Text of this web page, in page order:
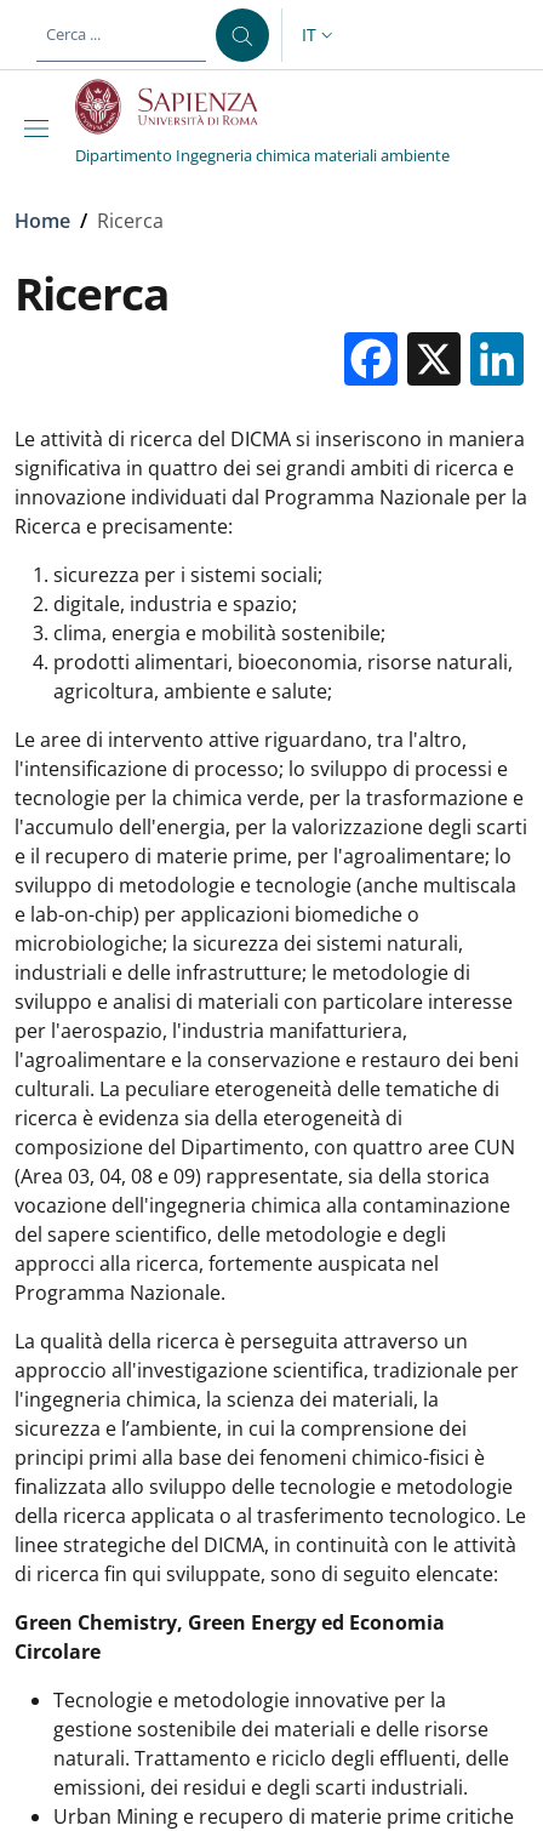
al contenuto principale
SELETTORE LINGUA:
IT
Dipartimento Ingegneria chimica materiali ambiente
Briciole di pane
Home / Ricerca
Ricerca
X
Le attività di ricerca del DICMA si inseriscono in maniera
significativa in quattro dei sei grandi ambiti di ricerca e
innovazione individuati dal Programma Nazionale per la
Ricerca e precisamente:
sicurezza per i sistemi sociali;
digitale, industria e spazio;
clima, energia e mobilità sostenibile;
prodotti alimentari, bioeconomia, risorse naturali,
agricoltura, ambiente e salute;
Le aree di intervento attive riguardano, tra l'altro,
l'intensificazione di processo; lo sviluppo di processi e
tecnologie per la chimica verde, per la trasformazione e
l'accumulo dell'energia, per la valorizzazione degli scarti
e il recupero di materie prime, per l'agroalimentare; lo
sviluppo di metodologie e tecnologie (anche multiscala
e lab-on-chip) per applicazioni biomediche o
microbiologiche; la sicurezza dei sistemi naturali,
industriali e delle infrastrutture; le metodologie di
sviluppo e analisi di materiali con particolare interesse
per l'aerospazio, l'industria manifatturiera,
l'agroalimentare e la conservazione e restauro dei beni
culturali. La peculiare eterogeneità delle tematiche di
ricerca è evidenza sia della eterogeneità di
composizione del Dipartimento, con quattro aree CUN
(Area 03, 04, 08 e 09) rappresentate, sia della storica
vocazione dell'ingegneria chimica alla contaminazione
del sapere scientifico, delle metodologie e degli
approcci alla ricerca, fortemente auspicata nel
Programma Nazionale.
La qualità della ricerca è perseguita attraverso un
approccio all'investigazione scientifica, tradizionale per
l'ingegneria chimica, la scienza dei materiali, la
sicurezza e l’ambiente, in cui la comprensione dei
principi primi alla base dei fenomeni chimico-fisici è
finalizzata allo sviluppo delle tecnologie e metodologie
della ricerca applicata o al trasferimento tecnologico. Le
linee strategiche del DICMA, in continuità con le attività
di ricerca fin qui sviluppate, sono di seguito elencate:
Green Chemistry, Green Energy ed Economia
Circolare
Tecnologie e metodologie innovative per la
gestione sostenibile dei materiali e delle risorse
naturali. Trattamento e riciclo degli effluenti, delle
emissioni, dei residui e degli scarti industriali.
Urban Mining e recupero di materie prime critiche